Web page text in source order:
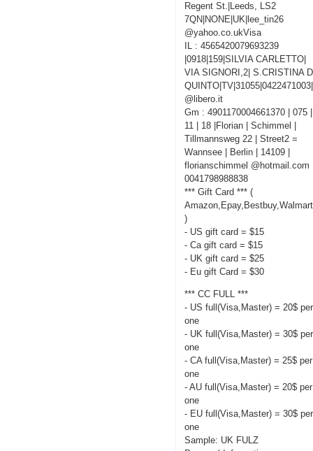
Regent St.|Leeds, LS2
7QN|NONE|UK|lee_tin26
@yahoo.co.ukVisa
IL : 4565420079693239
|0918|159|SILVIA CARLETTO|
VIA SIGNORI,2| S.CRISTINA
@libero.it
Gm : 4901170004661370 | 075 |
11 | 18 |Florian | Schimmel |
Tillmannsweg 22 | Street2 =
Wannsee | Berlin | 14109 |
florianschimmel @hotmail.com
0041798988838
*** Gift Card *** (
)
- US gift card = $15
- Ca gift card = $15
- UK gift card = $25
- Eu gift Card = $30
*** CC FULL ***
- US full(Visa,Master) = 20$ per
one
- UK full(Visa,Master) = 30$ per
one
- CA full(Visa,Master) = 25$ per
one
- AU full(Visa,Master) = 20$ per
one
- EU full(Visa,Master) = 30$ per
one
Sample: UK FULZ